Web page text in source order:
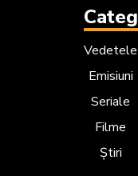
Vedetele
Emisiuni
Seriale
Filme
Știri